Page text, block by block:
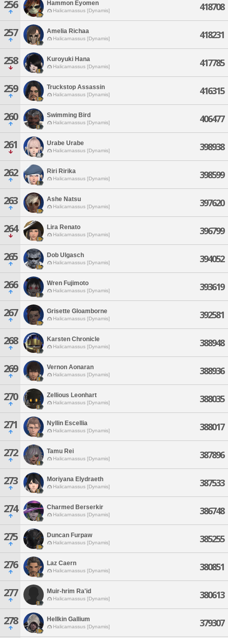
256 Hammon Eyomen
Halicarnassus [Dynamis] 418708
257 Amelia Richaa
Halicarnassus [Dynamis] 418231
258 Kuroyuki Hana
Halicarnassus [Dynamis] 417785
259 Truckstop Assassin
Halicarnassus [Dynamis] 416315
260 Swimming Bird
Halicarnassus [Dynamis] 406477
261 Urabe Urabe
Halicarnassus [Dynamis] 398938
262 Riri Ririka
Halicarnassus [Dynamis] 398599
263 Ashe Natsu
Halicarnassus [Dynamis] 397620
264 Lira Renato
Halicarnassus [Dynamis] 396799
265 Dob Ulgasch
Halicarnassus [Dynamis] 394052
266 Wren Fujimoto
Halicarnassus [Dynamis] 393619
267 Grisette Gloamborne
Halicarnassus [Dynamis] 392581
268 Karsten Chronicle
Halicarnassus [Dynamis] 388948
269 Vernon Aonaran
Halicarnassus [Dynamis] 388936
270 Zellious Leonhart
Halicarnassus [Dynamis] 388035
271 Nyllin Escellia
Halicarnassus [Dynamis] 388017
272 Tamu Rei
Halicarnassus [Dynamis] 387896
273 Moriyana Elydraeth
Halicarnassus [Dynamis] 387533
274 Charmed Berserkir
Halicarnassus [Dynamis] 386748
275 Duncan Furpaw
Halicarnassus [Dynamis] 385255
276 Laz Caern
Halicarnassus [Dynamis] 380851
277 Muir-hrim Ra'id
Halicarnassus [Dynamis] 380613
278 Hellkin Gallium
Halicarnassus [Dynamis] 379307